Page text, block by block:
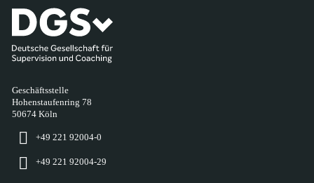
Geschäftsstelle
Hohenstaufenring 78
50674 Köln
+49 221 92004-0
+49 221 92004-29